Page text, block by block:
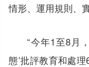
情形、運用規則、
“今年1至8月
態’批評教育和處